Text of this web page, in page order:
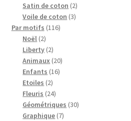
produits
Satin de coton 22
produits
Voile de coton 33
Par motifs 116116
Noël 22
produits
Liberty 22
produits
Animaux 2020
Enfants 1616
Etoiles 22
produits
Fleuris 2424
produits
Géométriques 3030
Graphique 77